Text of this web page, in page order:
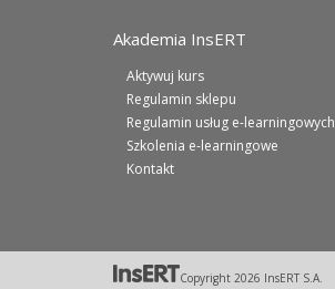
Akademia InsERT
Aktywuj kurs
Regulamin sklepu
Regulamin usług e-learningowych
Szkolenia e-learningowe
Kontakt
Copyright 2026 InsERT S.A.